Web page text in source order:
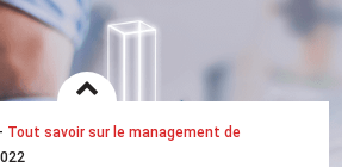
- Tout savoir sur le management de